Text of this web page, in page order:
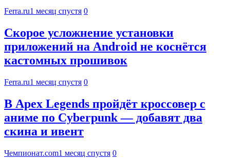
Ferra.ru1 месяц спустя 0
Скорое усложнение установки
приложений на Android не коснётся
кастомных прошивок
Ferra.ru1 месяц спустя 0
В Apex Legends пройдёт кроссовер с
аниме по Cyberpunk — добавят два
скина и ивент
Чемпионат.com1 месяц спустя 0